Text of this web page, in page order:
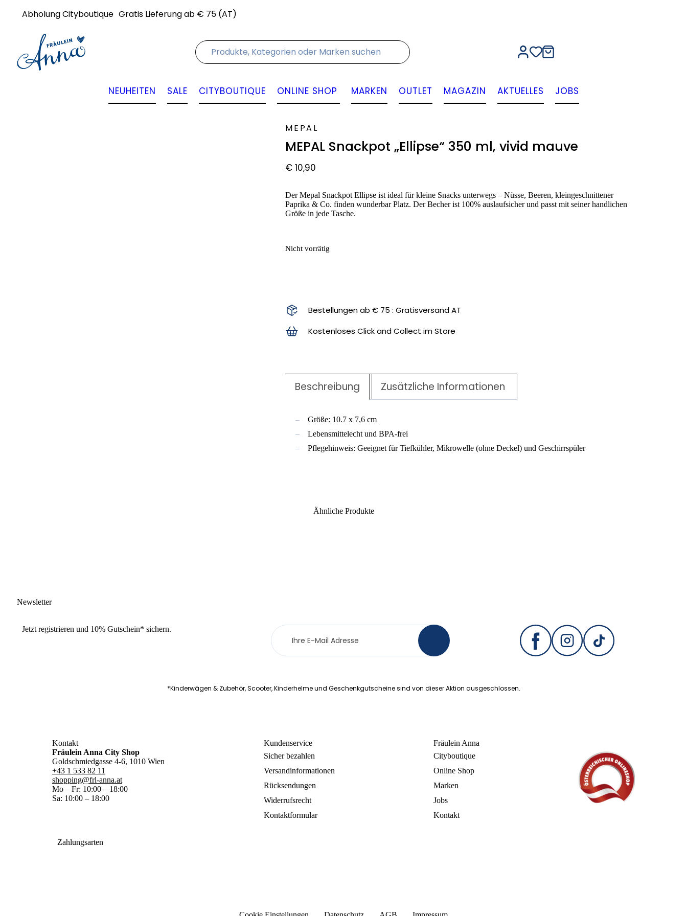
Abholung Cityboutique Gratis Lieferung ab € 75 (AT)
NEUHEITEN SALE CITYBOUTIQUE ONLINE SHOP MARKEN OUTLET MAGAZIN AKTUELLES JOBS
MEPAL
MEPAL Snackpot „Ellipse“ 350 ml, vivid mauve
€ 10,90
Der Mepal Snackpot Ellipse ist ideal für kleine Snacks unterwegs – Nüsse, Beeren, kleingeschnittener
Paprika & Co. finden wunderbar Platz. Der Becher ist 100% auslaufsicher und passt mit seiner handlichen
Größe in jede Tasche.
Nicht vorrätig
Bestellungen ab € 75 : Gratisversand AT
Kostenloses Click and Collect im Store
Beschreibung Zusätzliche Informationen
Größe: 10.7 x 7,6 cm
Lebensmittelecht und BPA-frei
Pflegehinweis: Geeignet für Tiefkühler, Mikrowelle (ohne Deckel) und Geschirrspüler
Ähnliche Produkte
Newsletter
Jetzt registrieren und 10% Gutschein* sichern.
Newsletter
Anmeldung
*Kinderwägen & Zubehör, Scooter, Kinderhelme und Geschenkgutscheine sind von dieser Aktion ausgeschlossen.
Kontakt
Fräulein Anna City Shop
Goldschmiedgasse 4-6, 1010 Wien
+43 1 533 82 11
shopping@frl-anna.at
Mo – Fr: 10:00 – 18:00
Sa: 10:00 – 18:00
Kundenservice
Sicher bezahlen
Versandinformationen
Rücksendungen
Widerrufsrecht
Kontaktformular
Fräulein Anna
Cityboutique
Online Shop
Marken
Jobs
Kontakt
Zahlungsarten